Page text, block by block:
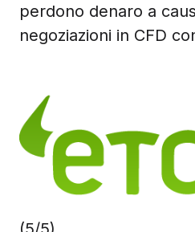
perdono denaro a
negoziazioni in CFD